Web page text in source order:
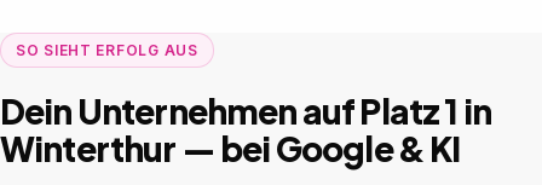
SO SIEHT ERFOLG AUS
Dein Unternehmen auf Platz 1 in
Winterthur — bei Google & KI